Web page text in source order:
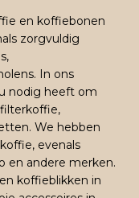
en koffiebonen
zorgvuldig
In ons
nodig heeft om
We hebben
evenals
en andere merken.
koffieblikken in